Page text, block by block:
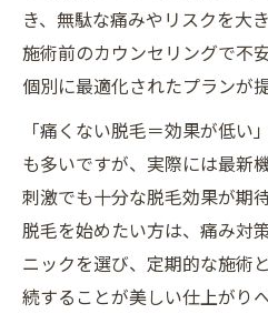
き、無駄な痛みやリスクを大
施術前のカウンセリングで不
個別に最適化されたプランが
「痛くない脱毛＝効果が低い
も多いですが、実際には最新
刺激でも十分な脱毛効果が期
脱毛を始めたい方は、痛み対
ニックを選び、定期的な施術
続することが美しい仕上がり